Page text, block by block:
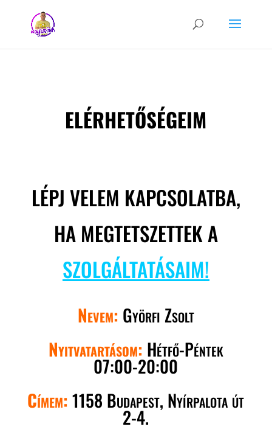
ELÉRHETŐSÉGEIM
LÉPJ VELEM KAPCSOLATBA,
HA MEGTETSZETTEK A
SZOLGÁLTATÁSAIM!
Nevem: Györfi Zsolt
Nyitvatartásom: Hétfő-Péntek
07:00-20:00
Címem:1158 Budapest, Nyírpalota út
2-4.